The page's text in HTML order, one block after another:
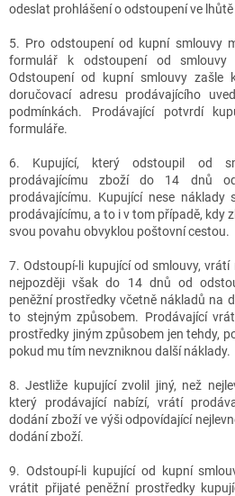
odeslat prohlášení o odstoupení ve
5. Pro odstoupení od kupní smlouvy
formulář k odstoupení od smlouvy
Odstoupení od kupní smlouvy zašle
doručovací adresu prodávajícího
podmínkách. Prodávající potvrdí
formuláře.
6. Kupující, který odstoupil od
prodávajícímu zboží do 14 dnů
prodávajícímu. Kupující nese náklady
prodávajícímu, a to i v tom případě, kdy
svou povahu obvyklou poštovní cestou.
7. Odstoupí-li kupující od smlouvy, vrátí
nejpozději však do 14 dnů od
peněžní prostředky včetně nákladů na
to stejným způsobem. Prodávající
prostředky jiným způsobem jen tehdy,
pokud mu tím nevzniknou další náklady.
8. Jestliže kupující zvolil jiný, než
který prodávající nabízí, vrátí
dodání zboží ve výši odpovídající
dodání zboží.
9. Odstoupí-li kupující od kupní
vrátit přijaté peněžní prostředky